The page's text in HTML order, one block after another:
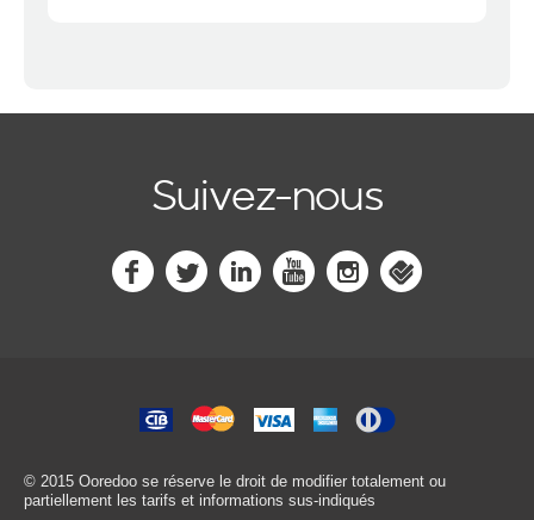
Suivez-nous
© 2015 Ooredoo se réserve le droit de modifier totalement ou
partiellement les tarifs et informations sus-indiqués